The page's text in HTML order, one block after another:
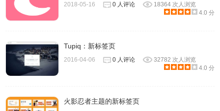
2018-05-16 0 人评论
18364 次人浏览
4.0 分
Tupiq：新标签页
2016-04-06 0 人评论
32782 次人浏览
4.0 分
火影忍者主题的新标签页